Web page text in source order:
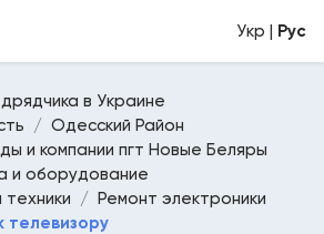
Укр | Рус
в Украине
Одесский Район
и компании пгт Новые Беляры
и оборудование
Ремонт электроники
телевизору